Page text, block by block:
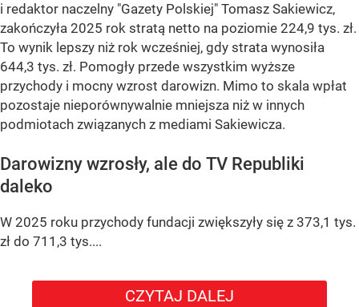
i redaktor naczelny "Gazety Polskiej" Tomasz Sakiewicz,
zakończyła 2025 rok stratą netto na poziomie 224,9 tys. zł.
To wynik lepszy niż rok wcześniej, gdy strata wynosiła
644,3 tys. zł. Pomogły przede wszystkim wyższe
przychody i mocny wzrost darowizn. Mimo to skala wpłat
pozostaje nieporównywalnie mniejsza niż w innych
podmiotach związanych z mediami Sakiewicza.
Darowizny wzrosły, ale do TV Republiki
daleko
W 2025 roku przychody fundacji zwiększyły się z 373,1 tys.
zł do 711,3 tys....
CZYTAJ DALEJ